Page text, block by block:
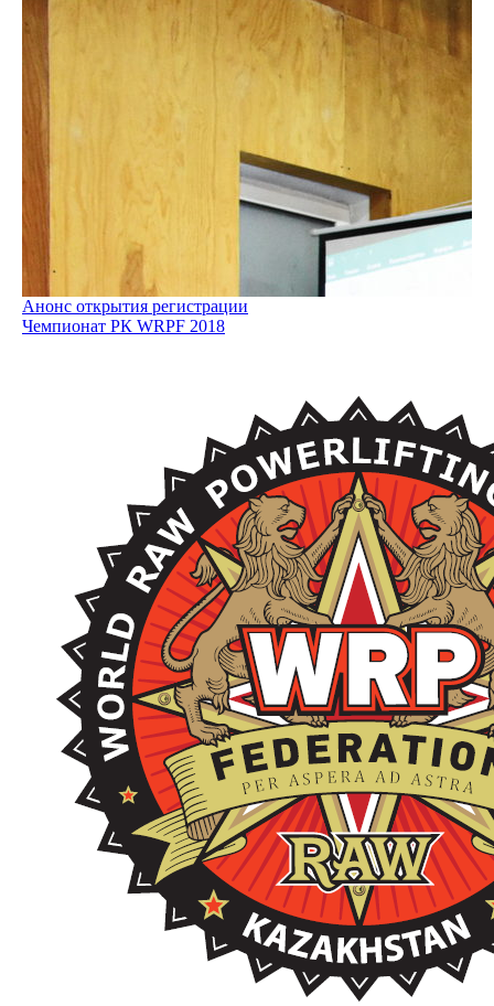
Анонс открытия регистрации
Чемпионат РК WRPF 2018